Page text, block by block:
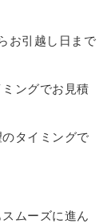
お引越し日まで
ングでお見積
タイミングで
ムーズに進ん